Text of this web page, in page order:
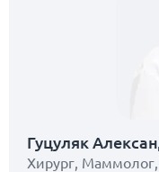
Гуцуляк
Хирург Маммолог